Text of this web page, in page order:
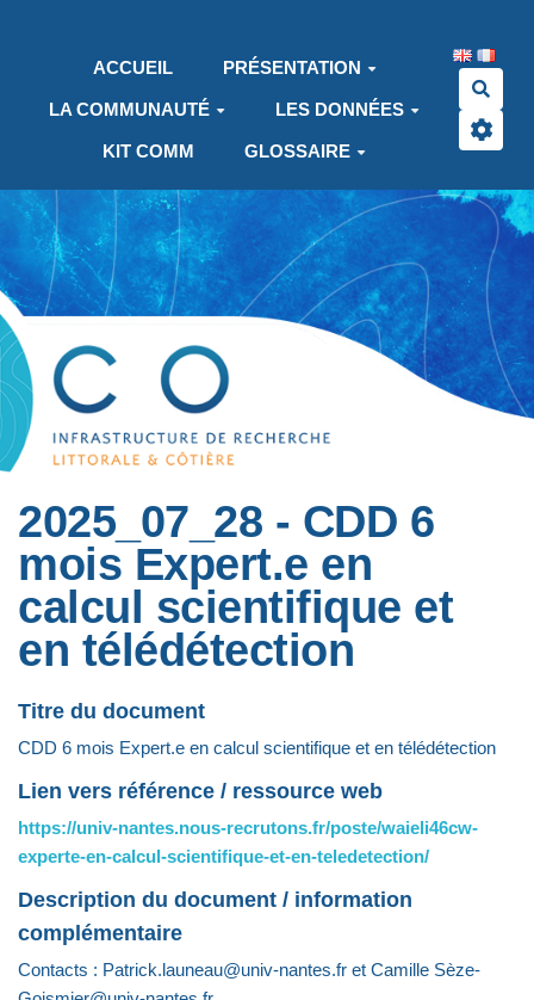
ACCUEIL
PRÉSENTATION
LA COMMUNAUTÉ LES DONNÉES
KIT COMM GLOSSAIRE
2025_07_28 - CDD 6
mois Expert.e en
calcul scientifique et
en télédétection
Titre du document
CDD 6 mois Expert.e en calcul scientifique et en télédétection
Lien vers référence / ressource web
https://univ-nantes.nous-recrutons.fr/poste/waieli46cw-
experte-en-calcul-scientifique-et-en-teledetection/
Description du document / information
complémentaire
Contacts : Patrick.launeau@univ-nantes.fr et Camille Sèze-